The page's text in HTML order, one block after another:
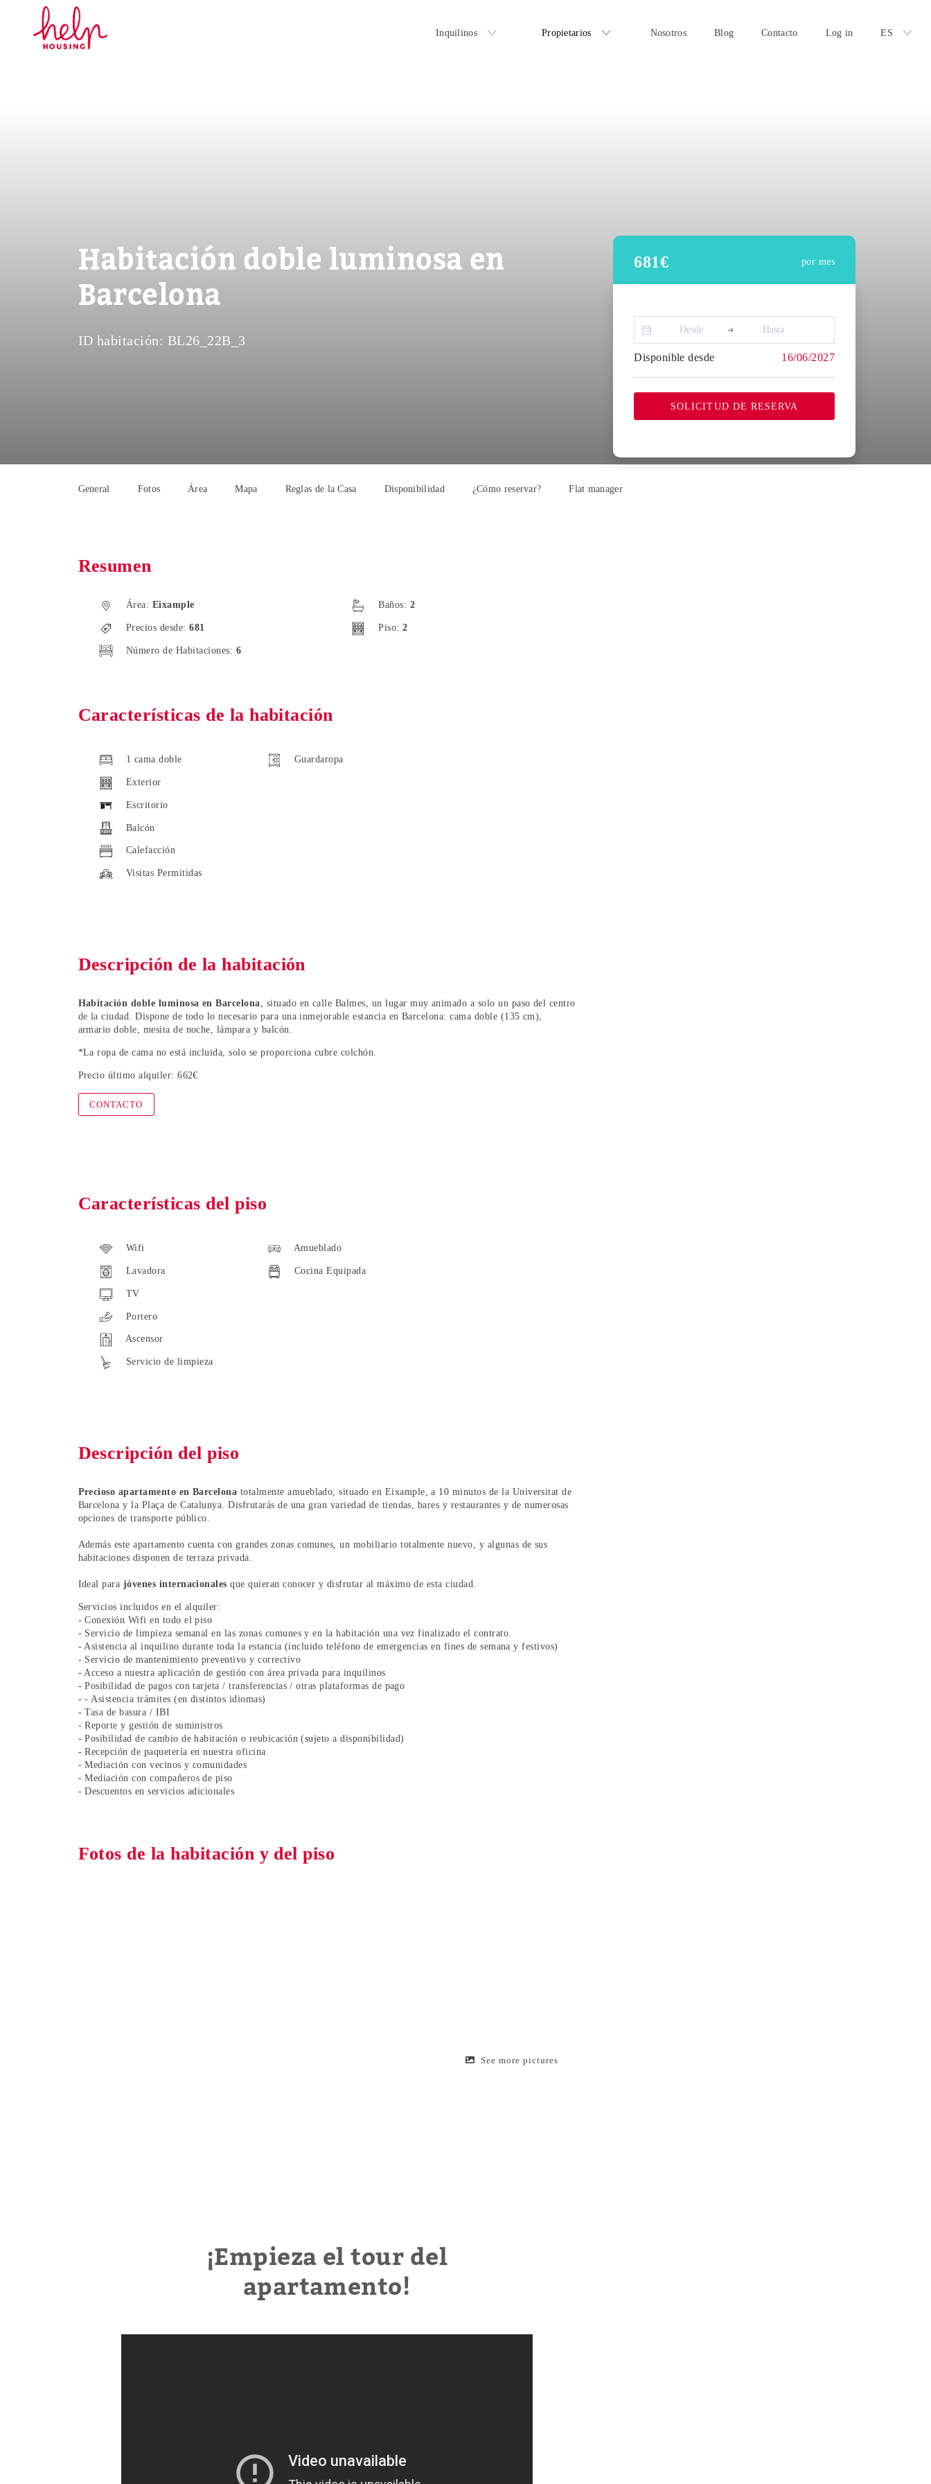
Inquilinos Propietarios Nosotros Blog Contacto Log in ES
Habitación doble luminosa en
Barcelona
ID habitación: BL26_22B_3
681€ por mes
Disponible desde 16/06/2027
SOLICITUD DE RESERVA
General Fotos Área Mapa Reglas de la Casa Disponibilidad ¿Cómo reservar? Flat manager
Resumen
Área: Eixample
Precios desde: 681
Número de Habitaciones: 6
Baños: 2
Piso: 2
Características de la habitación
1 cama doble
Exterior
Escritorio
Balcón
Calefacción
Visitas Permitidas
Guardaropa
Descripción de la habitación
Habitación doble luminosa en Barcelona, situado en calle Balmes, un lugar muy animado a solo un paso del centro
de la ciudad. Dispone de todo lo necesario para una inmejorable estancia en Barcelona: cama doble (135 cm),
armario doble, mesita de noche, lámpara y balcón.
*La ropa de cama no está incluida, solo se proporciona cubre colchón.
Precio último alquiler:662€
CONTACTO
Características del piso
Wifi
Lavadora
TV
Portero
Ascensor
Servicio de limpieza
Amueblado
Cocina Equipada
Descripción del piso
Precioso apartamento en Barcelona totalmente amueblado, situado en Eixample, a 10 minutos de la Universitat de
Barcelona y la Plaça de Catalunya. Disfrutarás de una gran variedad de tiendas, bares y restaurantes y de numerosas
opciones de transporte público.
Además este apartamento cuenta con grandes zonas comunes, un mobiliario totalmente nuevo, y algunas de sus
habitaciones disponen de terraza privada.
Ideal para jóvenes internacionales que quieran conocer y disfrutar al máximo de esta ciudad.
Servicios incluidos en el alquiler:
- Conexión Wifi en todo el piso
- Servicio de limpieza semanal en las zonas comunes y en la habitación una vez finalizado el contrato.
- Asistencia al inquilino durante toda la estancia (incluido teléfono de emergencias en fines de semana y festivos)
- Servicio de mantenimiento preventivo y correctivo
- Acceso a nuestra aplicación de gestión con área privada para inquilinos
- Posibilidad de pagos con tarjeta / transferencias / otras plataformas de pago
- - Asistencia trámites (en distintos idiomas)
- Tasa de basura / IBI
- Reporte y gestión de suministros
- Posibilidad de cambio de habitación o reubicación (sujeto a disponibilidad)
- Recepción de paquetería en nuestra oficina
- Mediación con vecinos y comunidades
- Mediación con compañeros de piso
- Descuentos en servicios adicionales
Fotos de la habitación y del piso
See more pictures
¡Empieza el tour del
apartamento!